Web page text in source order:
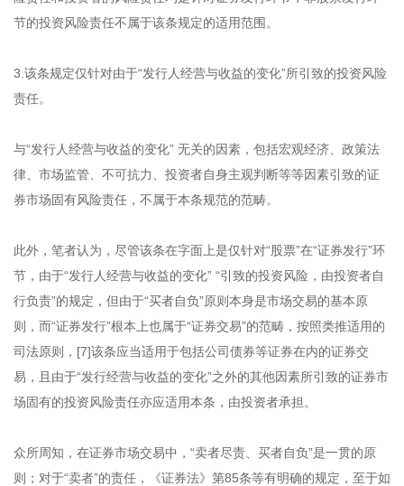
节的投资风险责任不属于该条规定的适用范围。
3.该条规定仅针对由于“发行人经营与收益的变化”所引致的投资风险
责任。
与“发行人经营与收益的变化” 无关的因素，包括宏观经济、政策法
律、市场监管、不可抗力、投资者自身主观判断等等因素引致的证
券市场固有风险责任，不属于本条规范的范畴。
此外，笔者认为，尽管该条在字面上是仅针对“股票”在“证券发行”环
节，由于“发行人经营与收益的变化” “引致的投资风险，由投资者自
行负责”的规定，但由于“买者自负”原则本身是市场交易的基本原
则，而“证券发行”根本上也属于“证券交易”的范畴，按照类推适用的
司法原则，[7]该条应当适用于包括公司债券等证券在内的证券交
易，且由于“发行经营与收益的变化”之外的其他因素所引致的证券市
场固有的投资风险责任亦应适用本条，由投资者承担。
众所周知，在证券市场交易中，“卖者尽责、买者自负”是一贯的原
则；对于“卖者”的责任，《证券法》第85条等有明确的规定，至于如